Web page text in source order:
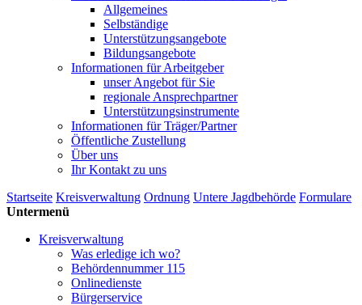
Allgemeines
Selbständige
Unterstützungs­angebote
Bildungsangebote
Informationen für Arbeitgeber
unser Angebot für Sie
regionale Ansprechpartner
Unterstützungs­instrumente
Informationen für Träger/Partner
Öffentliche Zustellung
Über uns
Ihr Kontakt zu uns
Startseite Kreisverwaltung Ordnung Untere Jagdbehörde Formulare
Untermenü
Kreisverwaltung
Was erledige ich wo?
Behördennummer 115
Onlinedienste
Bürgerservice